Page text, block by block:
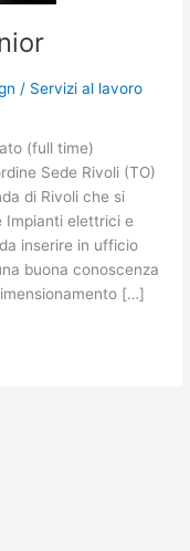
/ Servizi al lavoro
(full time)
Sede Rivoli (TO)
di Rivoli che si
Impianti elettrici e
inserire in ufficio
buona conoscenza
[…]